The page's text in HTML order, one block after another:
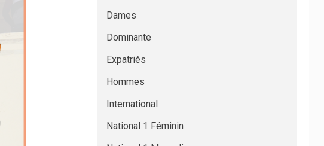
Dames
Dominante
Expatriés
Hommes
International
National 1 Féminin